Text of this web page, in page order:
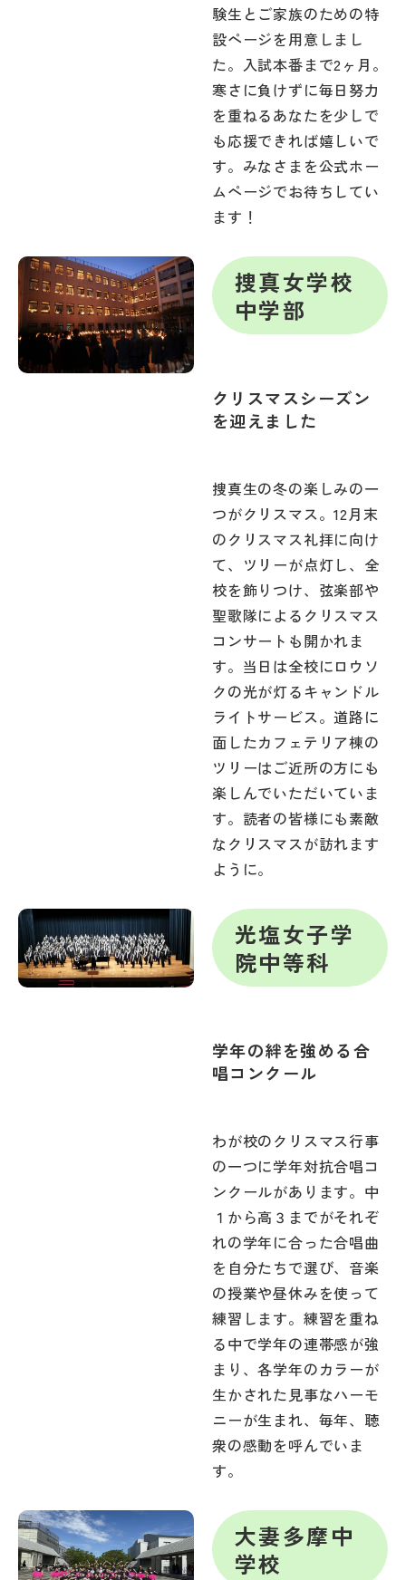
験生とご家族のための特
設ページを用意しまし
た。入試本番まで2ヶ月。
寒さに負けずに毎日努力
を重ねるあなたを少しで
も応援できれば嬉しいで
す。みなさまを公式ホー
ムページでお待ちしてい
ます！
捜真女学校
中学部
クリスマスシーズン
を迎えました
捜真生の冬の楽しみの一
つがクリスマス。12月末
のクリスマス礼拝に向け
て、ツリーが点灯し、全
校を飾りつけ、弦楽部や
聖歌隊によるクリスマス
コンサートも開かれま
す。当日は全校にロウソ
クの光が灯るキャンドル
ライトサービス。道路に
面したカフェテリア棟の
ツリーはご近所の方にも
楽しんでいただいていま
す。読者の皆様にも素敵
なクリスマスが訪れます
ように。
光塩女子学
院中等科
学年の絆を強める合
唱コンクール
わが校のクリスマス行事
の一つに学年対抗合唱コ
ンクールがあります。中
１から高３までがそれぞ
れの学年に合った合唱曲
を自分たちで選び、音楽
の授業や昼休みを使って
練習します。練習を重ね
る中で学年の連帯感が強
まり、各学年のカラーが
生かされた見事なハーモ
ニーが生まれ、毎年、聴
衆の感動を呼んでいま
す。
大妻多摩中
学校